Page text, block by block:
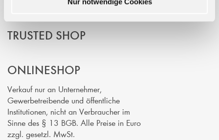
TRUSTED SHOP
ONLINESHOP
Verkauf nur an Unternehmer,
Gewerbetreibende und öffentliche
Institutionen, nicht an Verbraucher im
Sinne des § 13 BGB. Alle Preise in Euro
zzgl. gesetzl. MwSt.